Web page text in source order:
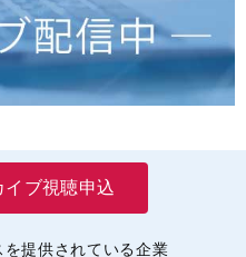
イブ視聴申込
提供されている企業